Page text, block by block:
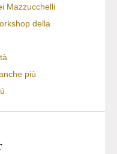
Mazzucchelli
della
più